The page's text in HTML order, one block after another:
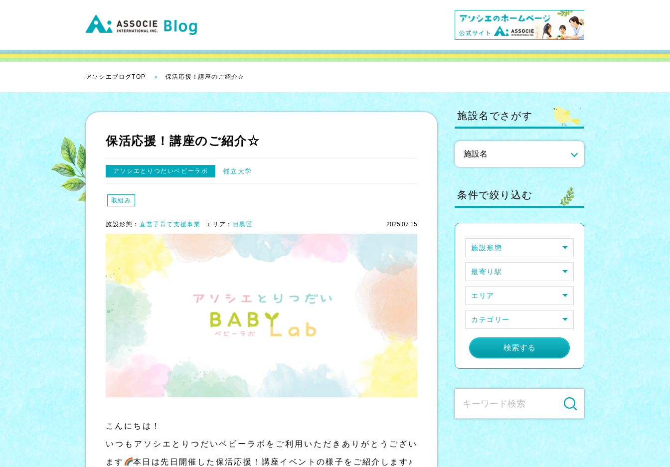
アソシエブログTOP 保活応援！講座のご紹介☆
保活応援！講座のご紹介☆
アソシエとりつだいベビーラボ 都立大学
取組み
施設形態： 直営子育て支援事業 エリア： 目黒区 2025.07.15
こんにちは！
いつもアソシエとりつだいベビーラボをご利用いただきありがとうござい
ます 本日は先日開催した保活応援！講座イベントの様子をご紹介します♪
施設名でさがす
条件で絞り込む
施設形態
最寄り駅
エリア
カテゴリー